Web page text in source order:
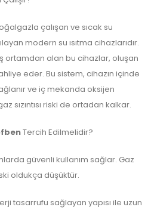
çalışan ve sıcak su
modern su ısıtma cihazlarıdır.
ortamdan alan bu cihazlar, oluşan
eder. Bu sistem, cihazın içinde
ve iç mekanda oksijen
sızıntısı riski de ortadan kalkar.
Tercih Edilmelidir?
güvenli kullanım sağlar. Gaz
oldukça düşüktür.
tasarrufu sağlayan yapısı ile uzun